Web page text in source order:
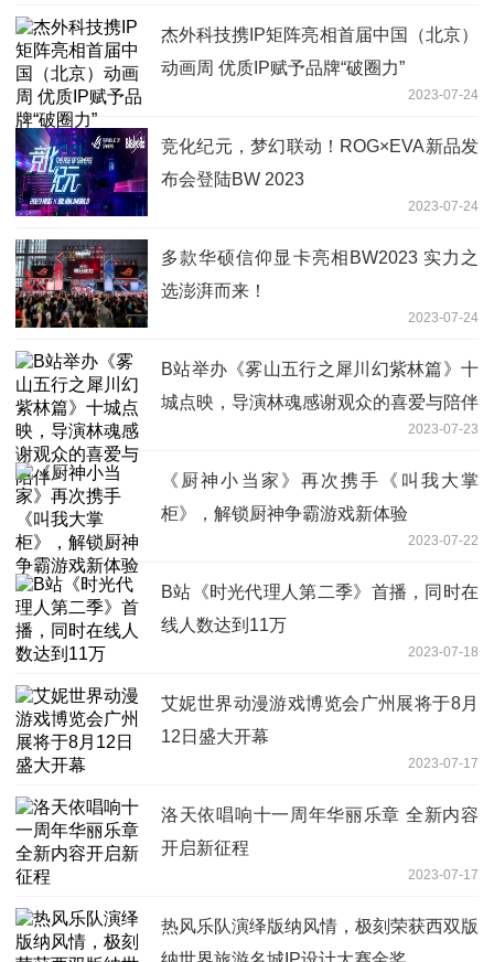
杰外科技携IP矩阵亮相首届中国（北京）
动画周 优质IP赋予品牌“破圈力”
2023-07-24
竞化纪元，梦幻联动！ROG×EVA新品发
布会登陆BW 2023
2023-07-24
多款华硕信仰显卡亮相BW2023 实力之
选澎湃而来！
2023-07-24
B站举办《雾山五行之犀川幻紫林篇》十
城点映，导演林魂感谢观众的喜爱与陪伴
2023-07-23
《厨神小当家》再次携手《叫我大掌
柜》，解锁厨神争霸游戏新体验
2023-07-22
B站《时光代理人第二季》首播，同时在
线人数达到11万
2023-07-18
艾妮世界动漫游戏博览会广州展将于8月
12日盛大开幕
2023-07-17
洛天依唱响十一周年华丽乐章 全新内容
开启新征程
2023-07-17
热风乐队演绎版纳风情，极刻荣获西双版